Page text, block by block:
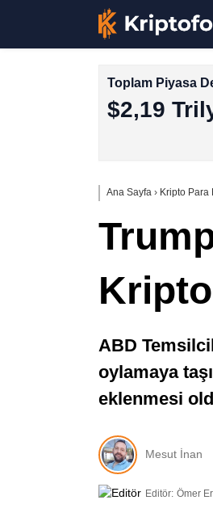
Toplam Piyasa
$2,19
Ana Sayfa › Kripto Para
ABD
oylamaya
eklenmesi
Mesut İnan
Editör: Ömer